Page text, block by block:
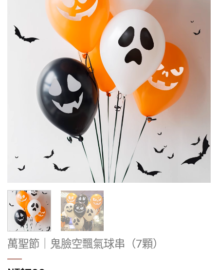
萬聖節｜鬼臉空飄氣球串（7顆）